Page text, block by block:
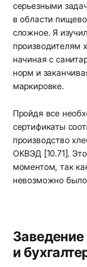
серьезными
в области
сложное. Я
производителям
начиная с
норм и
маркировке.
Пройдя все
сертификаты
производство
ОКВЭД [10.71].
моментом, так
невозможно
Заведение
и